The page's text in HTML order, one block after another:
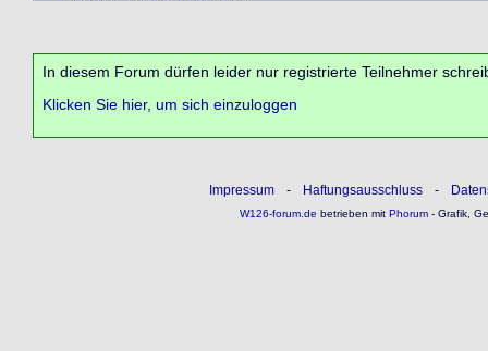
In diesem Forum dürfen leider nur registrierte Teilnehmer
Klicken Sie hier, um sich einzuloggen
Impressum - Haftungsausschluss -
W126-forum.de betrieben mitPhorum- Grafik,